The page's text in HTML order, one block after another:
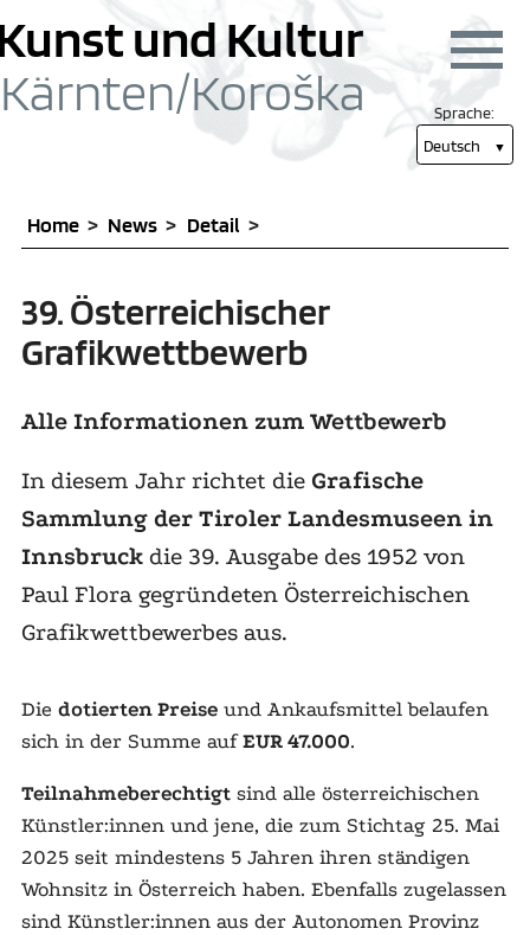
zum Inhalt springen [1] Hauptmenü
und Kultur
Kärnten/Koroška
Sprache:
Deutsch
Menü
Home News Detail
39. Österreichischer
Grafikwettbewerb
Alle Informationen zum Wettbewerb
In diesem Jahr richtet die Grafische
Sammlung der Tiroler Landesmuseen in
Innsbruckdie 39. Ausgabe des 1952 von
Paul Flora gegründeten Österreichischen
Grafikwettbewerbes aus.
Die dotierten Preiseund Ankaufsmittel belaufen
sich in der Summe aufEUR 47.000.
Teilnahmeberechtigtsind alle österreichischen
Künstler:innen und jene, die zum Stichtag 25. Mai
2025 seit mindestens 5 Jahren ihren ständigen
Wohnsitz in Österreich haben. Ebenfalls zugelassen
sind Künstler:innen aus der Autonomen Provinz